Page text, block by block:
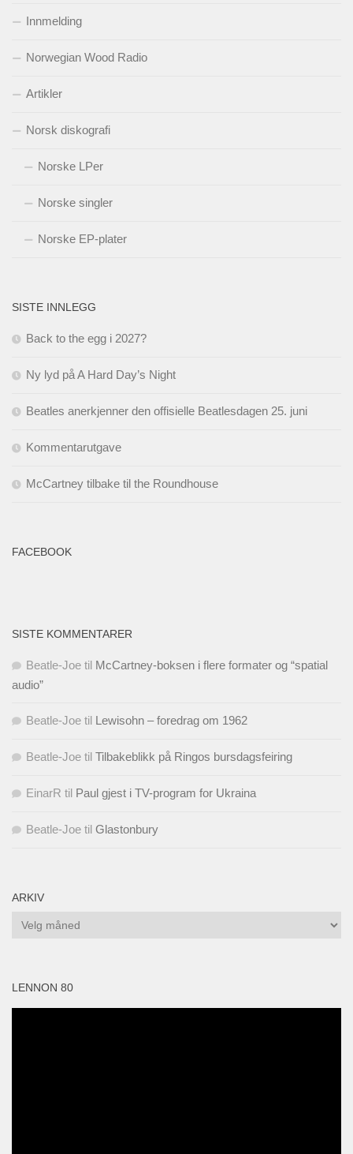
Innmelding
Norwegian Wood Radio
Artikler
Norsk diskografi
Norske LPer
Norske singler
Norske EP-plater
SISTE INNLEGG
Back to the egg i 2027?
Ny lyd på A Hard Day’s Night
Beatles anerkjenner den offisielle Beatlesdagen 25. juni
Kommentarutgave
McCartney tilbake til the Roundhouse
FACEBOOK
SISTE KOMMENTARER
Beatle-Joe til McCartney-boksen i flere formater og “spatial
audio”
Beatle-Joe til Lewisohn – foredrag om 1962
Beatle-Joe til Tilbakeblikk på Ringos bursdagsfeiring
EinarR til Paul gjest i TV-program for Ukraina
Beatle-Joe til Glastonbury
ARKIV
Arkiv
LENNON 80